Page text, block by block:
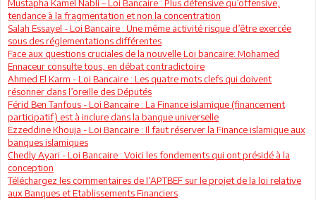
Mustapha Kamel Nabli – Loi Bancaire : Plus défensive qu’offensive,
tendance à la fragmentation et non la concentration
Salah Essayel - Loi Bancaire : Une même activité risque d’être exercée
sous des réglementations différentes
Face aux questions cruciales de la nouvelle Loi bancaire: Mohamed
Ennaceur consulte tous, en débat contradictoire
Ahmed El Karm - Loi Bancaire : Les quatre mots clefs qui doivent
résonner dans l’oreille des Députés
Férid Ben Tanfous - Loi Bancaire : La Finance islamique (financement
participatif) est à inclure dans la banque universelle
Ezzeddine Khouja - Loi Bancaire : Il faut réserver la Finance islamique aux
banques islamiques
Chedly Ayari - Loi Bancaire : Voici les fondements qui ont présidé à la
conception
Téléchargez les commentaires de l’APTBEF sur le projet de la loi relative
aux Banques et Etablissements Financiers